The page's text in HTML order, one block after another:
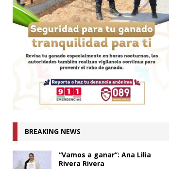
BREAKING NEWS
“Vamos a ganar”: Ana Lilia
Rivera Rivera